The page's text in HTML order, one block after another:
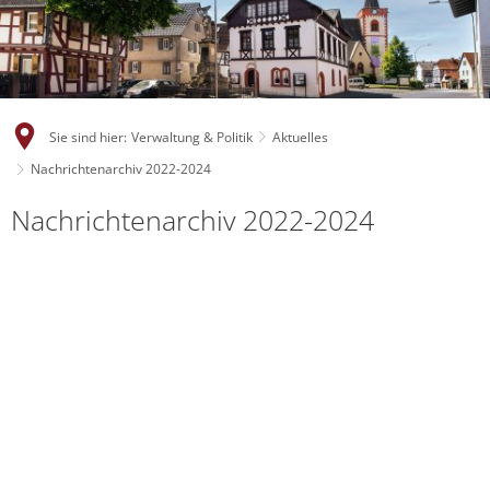
Sie sind hier: Verwaltung & Politik
Aktuelles
Nachrichtenarchiv 2022-2024
Nachrichtenarchiv 2022-2024